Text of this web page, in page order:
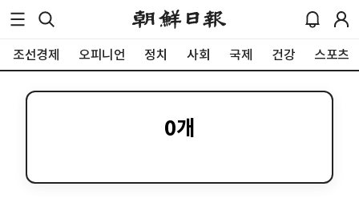
조선경제 오피니언 정치 사회 국제 건강 스포츠
0개